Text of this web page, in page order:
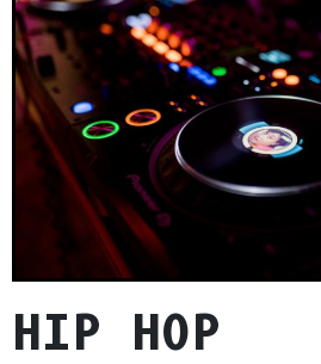
HIP HOP